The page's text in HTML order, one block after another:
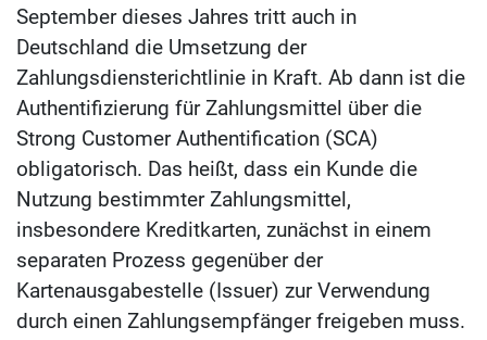
September dieses Jahres tritt auch in
Deutschland die Umsetzung der
Zahlungsdiensterichtlinie in Kraft. Ab dann ist die
Authentifizierung für Zahlungsmittel über die
Strong Customer Authentification (SCA)
obligatorisch. Das heißt, dass ein Kunde die
Nutzung bestimmter Zahlungsmittel,
insbesondere Kreditkarten, zunächst in einem
separaten Prozess gegenüber der
Kartenausgabestelle (Issuer) zur Verwendung
durch einen Zahlungsempfänger freigeben muss.